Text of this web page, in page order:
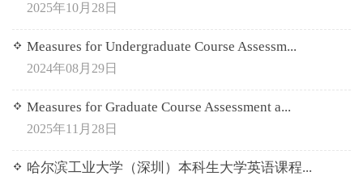
2025年10月28日
Measures for Undergraduate Course Assessm...
2024年08月29日
Measures for Graduate Course Assessment a...
2025年11月28日
哈尔滨工业大学（深圳）本科生大学英语课程...